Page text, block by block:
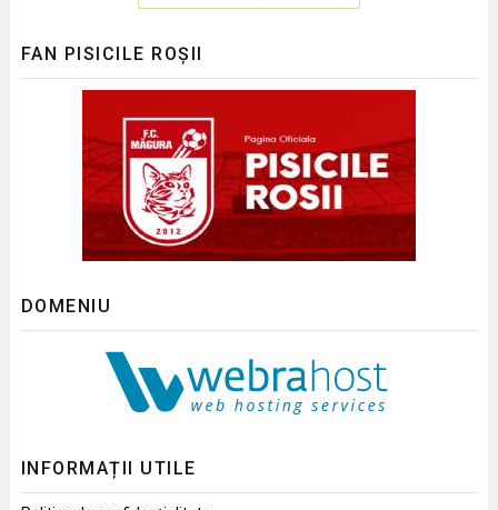
FAN PISICILE ROȘII
DOMENIU
INFORMAȚII UTILE